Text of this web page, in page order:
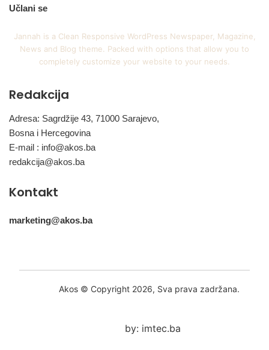
Učlani se
Jannah is a Clean Responsive WordPress Newspaper, Magazine,
News and Blog theme. Packed with options that allow you to
completely customize your website to your needs.
Redakcija
Adresa: Sagrdžije 43, 71000 Sarajevo,
Bosna i Hercegovina
E-mail : info@akos.ba
redakcija@akos.ba
Kontakt
marketing@akos.ba
Akos © Copyright 2026, Sva prava zadržana.
by: imtec.ba